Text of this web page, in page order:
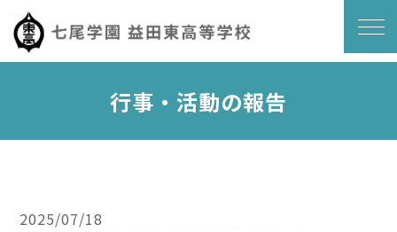
行事・活動の報告
2025/07/18